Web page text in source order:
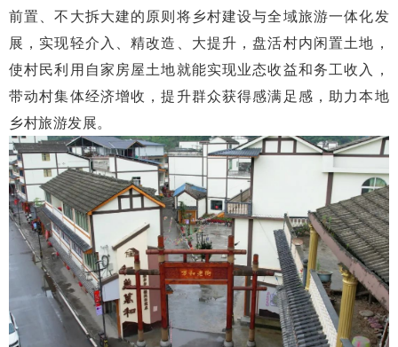
前置、不大拆大建的原则将乡村建设与全域旅游一体化发
展，实现轻介入、精改造、大提升，盘活村内闲置土地，
使村民利用自家房屋土地就能实现业态收益和务工收入，
带动村集体经济增收，提升群众获得感满足感，助力本地
乡村旅游发展。